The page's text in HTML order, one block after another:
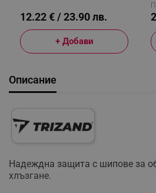
12.22 € / 23.90 лв.
+ Добави
Описание
Надеждна защита с шипове за
хлъзгане.